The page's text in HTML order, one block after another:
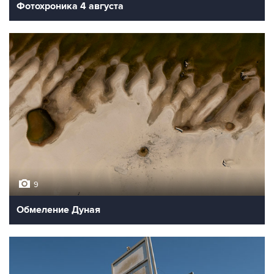
Фотохроника 4 августа
9
Обмеление Дуная